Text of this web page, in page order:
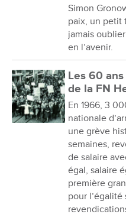
Simon
paix, un petit
jamais
en l’avenir.
Les 60
de la FN
En 1966, 3
nationale
une grève
semaines,
de salaire
égal, salaire
première
pour